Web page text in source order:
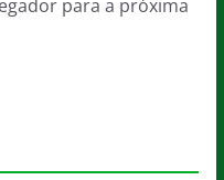
para a próxima